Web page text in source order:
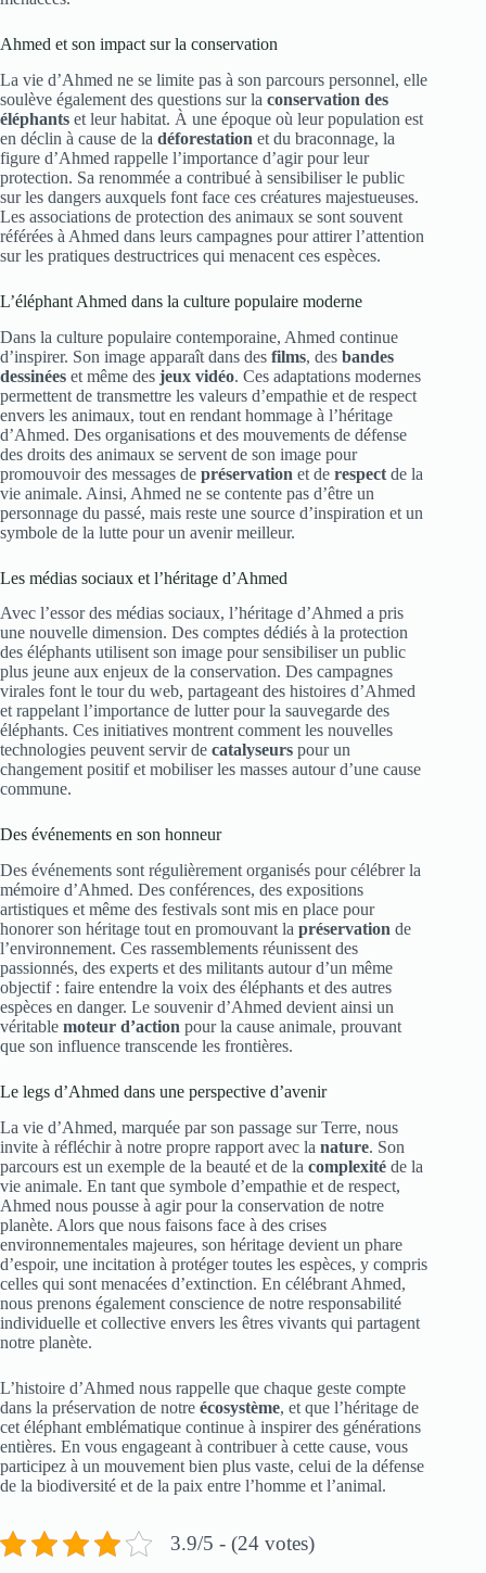
Ahmed et son impact sur la conservation
La vie d’Ahmed ne se limite pas à son parcours personnel, elle
soulève également des questions sur la conservation des
éléphants et leur habitat. À une époque où leur population est
en déclin à cause de la déforestation et du braconnage, la
figure d’Ahmed rappelle l’importance d’agir pour leur
protection. Sa renommée a contribué à sensibiliser le public
sur les dangers auxquels font face ces créatures majestueuses.
Les associations de protection des animaux se sont souvent
référées à Ahmed dans leurs campagnes pour attirer l’attention
sur les pratiques destructrices qui menacent ces espèces.
L’éléphant Ahmed dans la culture populaire moderne
Dans la culture populaire contemporaine, Ahmed continue
d’inspirer. Son image apparaît dans des films, des bandes
dessinées et même des jeux vidéo. Ces adaptations modernes
permettent de transmettre les valeurs d’empathie et de respect
envers les animaux, tout en rendant hommage à l’héritage
d’Ahmed. Des organisations et des mouvements de défense
des droits des animaux se servent de son image pour
promouvoir des messages de préservation et de respect de la
vie animale. Ainsi, Ahmed ne se contente pas d’être un
personnage du passé, mais reste une source d’inspiration et un
symbole de la lutte pour un avenir meilleur.
Les médias sociaux et l’héritage d’Ahmed
Avec l’essor des médias sociaux, l’héritage d’Ahmed a pris
une nouvelle dimension. Des comptes dédiés à la protection
des éléphants utilisent son image pour sensibiliser un public
plus jeune aux enjeux de la conservation. Des campagnes
virales font le tour du web, partageant des histoires d’Ahmed
et rappelant l’importance de lutter pour la sauvegarde des
éléphants. Ces initiatives montrent comment les nouvelles
technologies peuvent servir de catalyseurs pour un
changement positif et mobiliser les masses autour d’une cause
commune.
Des événements en son honneur
Des événements sont régulièrement organisés pour célébrer la
mémoire d’Ahmed. Des conférences, des expositions
artistiques et même des festivals sont mis en place pour
honorer son héritage tout en promouvant la préservation de
l’environnement. Ces rassemblements réunissent des
passionnés, des experts et des militants autour d’un même
objectif : faire entendre la voix des éléphants et des autres
espèces en danger. Le souvenir d’Ahmed devient ainsi un
véritable moteur d’action pour la cause animale, prouvant
que son influence transcende les frontières.
Le legs d’Ahmed dans une perspective d’avenir
La vie d’Ahmed, marquée par son passage sur Terre, nous
invite à réfléchir à notre propre rapport avec la nature. Son
parcours est un exemple de la beauté et de la complexité de la
vie animale. En tant que symbole d’empathie et de respect,
Ahmed nous pousse à agir pour la conservation de notre
planète. Alors que nous faisons face à des crises
environnementales majeures, son héritage devient un phare
d’espoir, une incitation à protéger toutes les espèces, y compris
celles qui sont menacées d’extinction. En célébrant Ahmed,
nous prenons également conscience de notre responsabilité
individuelle et collective envers les êtres vivants qui partagent
notre planète.
L’histoire d’Ahmed nous rappelle que chaque geste compte
dans la préservation de notre écosystème, et que l’héritage de
cet éléphant emblématique continue à inspirer des générations
entières. En vous engageant à contribuer à cette cause, vous
participez à un mouvement bien plus vaste, celui de la défense
de la biodiversité et de la paix entre l’homme et l’animal.
3.9/5 - (24 votes)